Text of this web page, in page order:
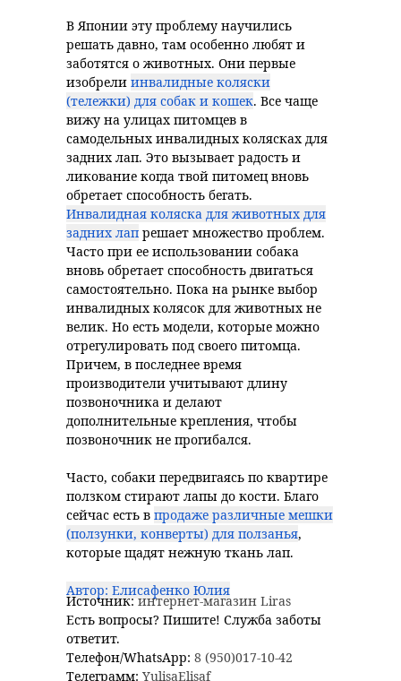
В Японии эту проблему научились
решать давно, там особенно любят и
заботятся о животных. Они первые
изобрели инвалидные коляски
(тележки) для собак и кошек. Все чаще
вижу на улицах питомцев в
самодельных инвалидных колясках для
задних лап. Это вызывает радость и
ликование когда твой питомец вновь
обретает способность бегать.
Инвалидная коляска для животных для
задних лап решает множество проблем.
Часто при ее использовании собака
вновь обретает способность двигаться
самостоятельно. Пока на рынке выбор
инвалидных колясок для животных не
велик. Но есть модели, которые можно
отрегулировать под своего питомца.
Причем, в последнее время
производители учитывают длину
позвоночника и делают
дополнительные крепления, чтобы
позвоночник не прогибался.
Часто, собаки передвигаясь по квартире
ползком стирают лапы до кости. Благо
сейчас есть в продаже различные мешки
(ползунки, конверты) для ползанья,
которые щадят нежную ткань лап.
Автор: Елисафенко Юлия
Источник:интернет-магазин Liras
Есть вопросы? Пишите! Служба заботы
ответит.
Телефон/WhatsApp: 8 (950)017-10-42
Телеграмм: YulisaElisaf